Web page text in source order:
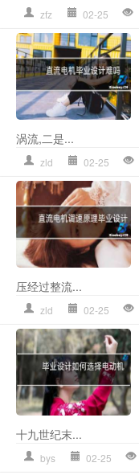
zfz 02-25
涡流,二是...
zld 02-25
压经过整流...
zld 02-25
十九世纪末...
bys 02-25